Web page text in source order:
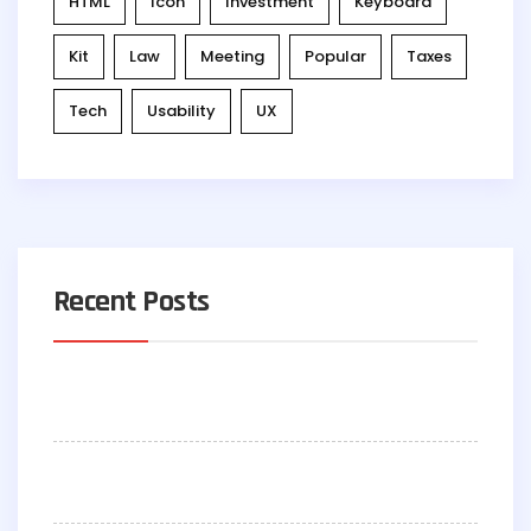
Kit Law Meeting Popular Taxes
Tech Usability UX
Recent Posts